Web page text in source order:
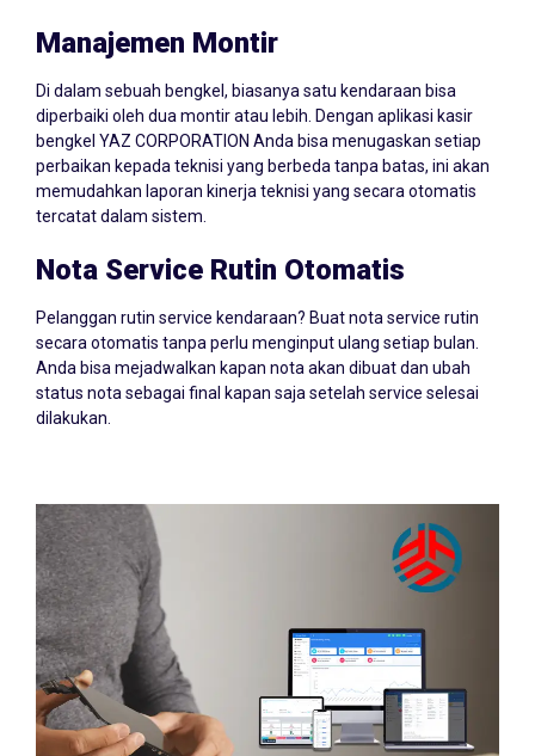
Manajemen Montir
Di dalam sebuah bengkel, biasanya satu kendaraan bisa
diperbaiki oleh dua montir atau lebih. Dengan aplikasi kasir
bengkel YAZ CORPORATION Anda bisa menugaskan setiap
perbaikan kepada teknisi yang berbeda tanpa batas, ini akan
memudahkan laporan kinerja teknisi yang secara otomatis
tercatat dalam sistem.
Nota Service Rutin Otomatis
Pelanggan rutin service kendaraan? Buat nota service rutin
secara otomatis tanpa perlu menginput ulang setiap bulan.
Anda bisa mejadwalkan kapan nota akan dibuat dan ubah
status nota sebagai final kapan saja setelah service selesai
dilakukan.